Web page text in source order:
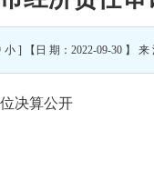
小] 【日 期：2022-09-30 】
决算公开